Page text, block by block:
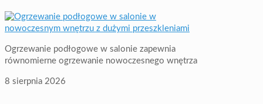
Ogrzewanie podłogowe w salonie zapewnia
równomierne ogrzewanie nowoczesnego wnętrza
8 sierpnia 2026